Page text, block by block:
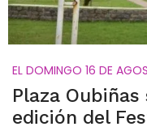
EL DOMINGO 16 DE
Plaza
edición del